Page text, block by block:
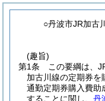
○丹波市JR加古
(趣旨)
第1条
この要綱は、
加古川線の定期券を
通勤定期券購入費助
することに関し、 丹